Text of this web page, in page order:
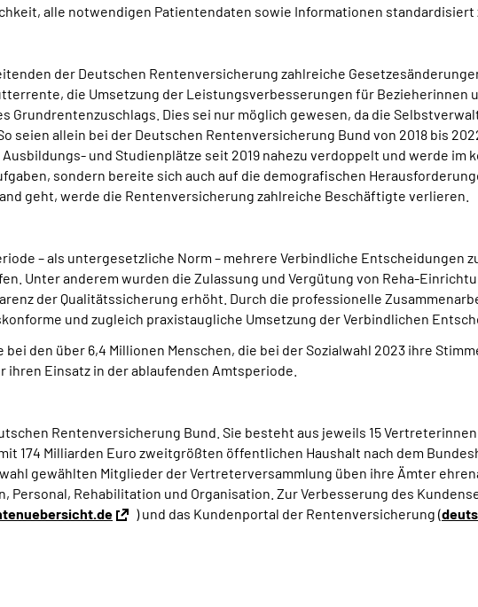
alle notwendigen Patientendaten sowie Informationen standardisiert
der Deutschen Rentenversicherung zahlreiche
die Umsetzung der Leistungsverbesserungen für Bezieherinnen
Dies sei nur möglich gewesen, da die
seien allein bei der Deutschen Rentenversicherung Bund von 2018 bis
und Studienplätze seit 2019 nahezu verdoppelt und werde im
sondern bereite sich auch auf die demografischen
geht, werde die Rentenversicherung zahlreiche Beschäftigte verlieren.
– als untergesetzliche Norm – mehrere Verbindliche Entscheidungen
Unter anderem wurden die Zulassung und Vergütung von Reha-
der Qualitätssicherung erhöht. Durch die professionelle
und zugleich praxistaugliche Umsetzung der Verbindlichen
den über 6,4 Millionen Menschen, die bei der Sozialwahl 2023 ihre
Einsatz in der ablaufenden Amtsperiode.
Rentenversicherung Bund. Sie besteht aus jeweils 15
174 Milliarden Euro zweitgrößten öffentlichen Haushalt nach dem
gewählten Mitglieder der Vertreterversammlung üben ihre Ämter
Personal, Rehabilitation und Organisation. Zur Verbesserung des
) und das Kundenportal der Rentenversicherung (